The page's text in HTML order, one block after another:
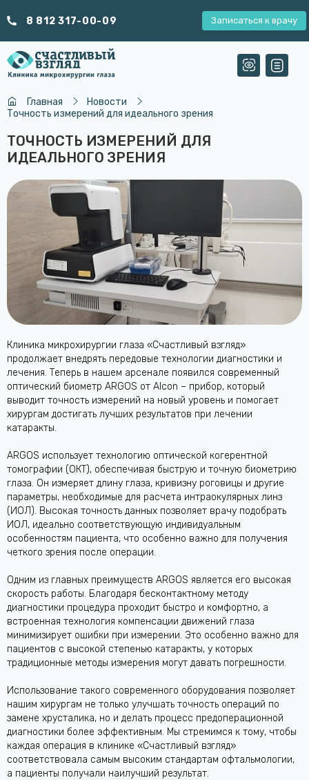
8 812 317-00-09 Записаться к врачу
Главная
Новости
Точность измерений для идеального зрения
ТОЧНОСТЬ ИЗМЕРЕНИЙ ДЛЯ
ИДЕАЛЬНОГО ЗРЕНИЯ
Клиника микрохирургии глаза «Счастливый взгляд»
продолжает внедрять передовые технологии диагностики и
лечения. Теперь в нашем арсенале появился современный
оптический биометр ARGOS от Alcon – прибор, который
выводит точность измерений на новый уровень и помогает
хирургам достигать лучших результатов при лечении
катаракты.
ARGOS использует технологию оптической когерентной
томографии (ОКТ), обеспечивая быструю и точную биометрию
глаза. Он измеряет длину глаза, кривизну роговицы и другие
параметры, необходимые для расчета интраокулярных линз
(ИОЛ). Высокая точность данных позволяет врачу подобрать
ИОЛ, идеально соответствующую индивидуальным
особенностям пациента, что особенно важно для получения
четкого зрения после операции.
Одним из главных преимуществ ARGOS является его высокая
скорость работы. Благодаря бесконтактному методу
диагностики процедура проходит быстро и комфортно, а
встроенная технология компенсации движений глаза
минимизирует ошибки при измерении. Это особенно важно для
пациентов с высокой степенью катаракты, у которых
традиционные методы измерения могут давать погрешности.
Использование такого современного оборудования позволяет
нашим хирургам не только улучшать точность операций по
замене хрусталика, но и делать процесс предоперационной
диагностики более эффективным. Мы стремимся к тому, чтобы
каждая операция в клинике «Счастливый взгляд»
соответствовала самым высоким стандартам офтальмологии,
а пациенты получали наилучший результат.